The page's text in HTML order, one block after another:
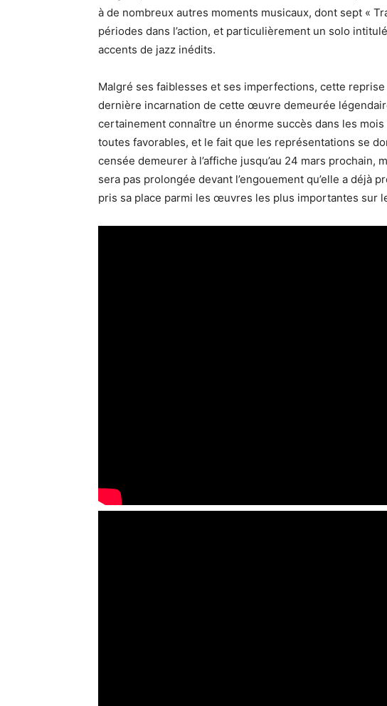
à de nombreux autres moments musicaux, dont sept «
périodes dans l’action, et particulièrement un solo
accents de jazz inédits.
Malgré ses faiblesses et ses imperfections, cette reprise
dernière incarnation de cette œuvre demeurée
certainement connaître un énorme succès dans les
toutes favorables, et le fait que les représentations se
censée demeurer à l’affiche jusqu’au 24 mars prochain,
sera pas prolongée devant l’engouement qu’elle a déjà
pris sa place parmi les œuvres les plus importantes sur